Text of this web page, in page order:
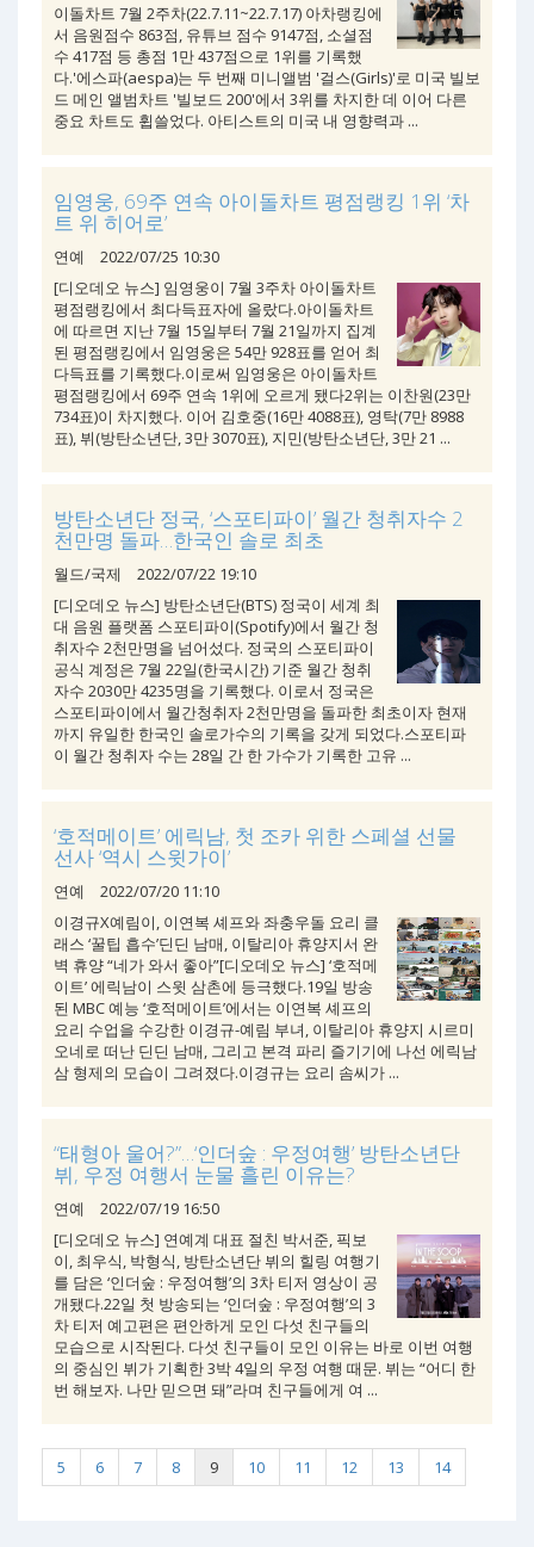
이돌차트 7월 2주차(22.7.11~22.7.17) 아차랭킹에
서 음원점수 863점, 유튜브 점수 9147점, 소셜점
수 417점 등 총점 1만 437점으로 1위를 기록했
다.'에스파(aespa)는 두 번째 미니앨범 '걸스(Girls)'로 미국 빌보
드 메인 앨범차트 '빌보드 200'에서 3위를 차지한 데 이어 다른
중요 차트도 휩쓸었다. 아티스트의 미국 내 영향력과 ...
임영웅, 69주 연속 아이돌차트 평점랭킹 1위 ‘차
트 위 히어로’
연예
2022/07/25 10:30
[디오데오 뉴스] 임영웅이 7월 3주차 아이돌차트
평점랭킹에서 최다득표자에 올랐다.아이돌차트
에 따르면 지난 7월 15일부터 7월 21일까지 집계
된 평점랭킹에서 임영웅은 54만 928표를 얻어 최
다득표를 기록했다.이로써 임영웅은 아이돌차트
평점랭킹에서 69주 연속 1위에 오르게 됐다2위는 이찬원(23만
734표)이 차지했다. 이어 김호중(16만 4088표), 영탁(7만 8988
표), 뷔(방탄소년단, 3만 3070표), 지민(방탄소년단, 3만 21 ...
방탄소년단 정국, ‘스포티파이’ 월간 청취자수 2
천만명 돌파…한국인 솔로 최초
월드/국제
2022/07/22 19:10
[디오데오 뉴스] 방탄소년단(BTS) 정국이 세계 최
대 음원 플랫폼 스포티파이(Spotify)에서 월간 청
취자수 2천만명을 넘어섰다. 정국의 스포티파이
공식 계정은 7월 22일(한국시간) 기준 월간 청취
자수 2030만 4235명을 기록했다. 이로서 정국은
스포티파이에서 월간청취자 2천만명을 돌파한 최초이자 현재
까지 유일한 한국인 솔로가수의 기록을 갖게 되었다.스포티파
이 월간 청취자 수는 28일 간 한 가수가 기록한 고유 ...
‘호적메이트’ 에릭남, 첫 조카 위한 스페셜 선물
선사 ‘역시 스윗가이’
연예
2022/07/20 11:10
이경규X예림이, 이연복 셰프와 좌충우돌 요리 클
래스 ‘꿀팁 흡수’딘딘 남매, 이탈리아 휴양지서 완
벽 휴양 “네가 와서 좋아”[디오데오 뉴스] ‘호적메
이트’ 에릭남이 스윗 삼촌에 등극했다.19일 방송
된 MBC 예능 ‘호적메이트’에서는 이연복 셰프의
요리 수업을 수강한 이경규-예림 부녀, 이탈리아 휴양지 시르미
오네로 떠난 딘딘 남매, 그리고 본격 파리 즐기기에 나선 에릭남
삼 형제의 모습이 그려졌다.이경규는 요리 솜씨가 ...
“태형아 울어?”…‘인더숲 : 우정여행’ 방탄소년단
뷔, 우정 여행서 눈물 흘린 이유는?
연예
2022/07/19 16:50
[디오데오 뉴스] 연예계 대표 절친 박서준, 픽보
이, 최우식, 박형식, 방탄소년단 뷔의 힐링 여행기
를 담은 ‘인더숲 : 우정여행’의 3차 티저 영상이 공
개됐다.22일 첫 방송되는 ‘인더숲 : 우정여행’의 3
차 티저 예고편은 편안하게 모인 다섯 친구들의
모습으로 시작된다. 다섯 친구들이 모인 이유는 바로 이번 여행
의 중심인 뷔가 기획한 3박 4일의 우정 여행 때문. 뷔는 “어디 한
번 해보자. 나만 믿으면 돼”라며 친구들에게 여 ...
5 6 7 8 9 10 11 12 13 14